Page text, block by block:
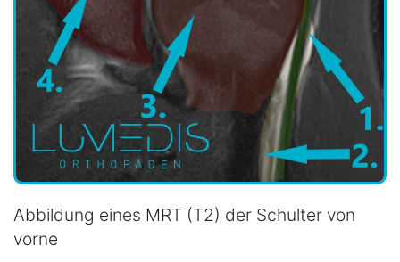
Abbildung eines MRT (T2) der Schulter von
vorne